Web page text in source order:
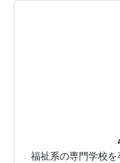
福祉系の専門学校